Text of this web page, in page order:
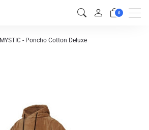
0 Menu
MYSTIC - Poncho Cotton Deluxe